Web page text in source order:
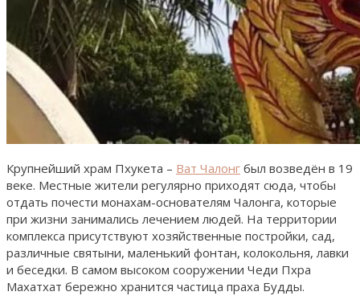
Крупнейший храм Пхукета – Ват Чалонг был возведён в 19
веке. Местные жители регулярно приходят сюда, чтобы
отдать почести монахам-основателям Чалонга, которые
при жизни занимались лечением людей. На территории
комплекса присутствуют хозяйственные постройки, сад,
различные святыни, маленький фонтан, колокольня, лавки
и беседки. В самом высоком сооружении Чеди Пхра
Махатхат бережно хранится частица праха Будды.